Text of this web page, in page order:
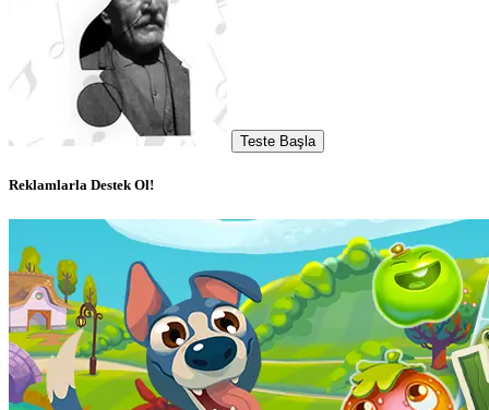
Teste Başla
Reklamlarla Destek Ol!